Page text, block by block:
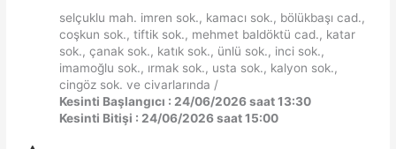
selçuklu mah. imren sok., kamacı sok., bölükbaşı cad.,
coşkun sok., tiftik sok., mehmet baldöktü cad., katar
sok., çanak sok., katık sok., ünlü sok., inci sok.,
imamoğlu sok., ırmak sok., usta sok., kalyon sok.,
cingöz sok. ve civarlarında /
Kesinti Başlangıcı : 24/06/2026 saat 13:30
Kesinti Bitişi : 24/06/2026 saat 15:00